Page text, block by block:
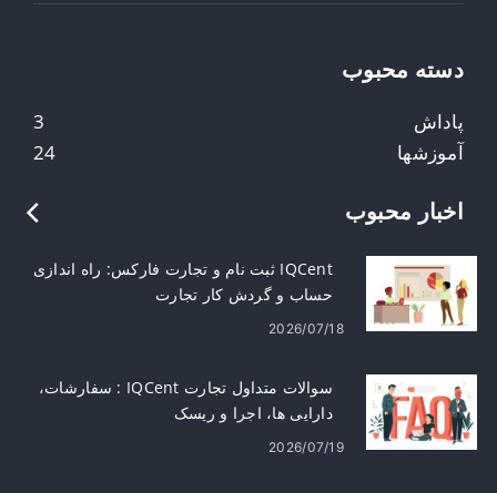
دسته محبوب
3
پاداش
24
آموزشها
اخبار محبوب
IQCent ثبت نام و تجارت فارکس: راه اندازی
حساب و گردش کار تجارت
2026/07/18
سوالات متداول تجارت IQCent : سفارشات،
دارایی ها، اجرا و ریسک
2026/07/19